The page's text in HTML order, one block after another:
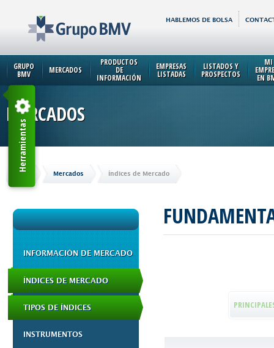
HABLEMOS DE BOLSA
GRUPO
BMV MERCADOS
PRODUCTOS
DE
INFORMACIÓN
EMPRESAS
LISTADAS
LISTADOS Y
PROSPECTOS
MI
EN
MERCADOS
Inicio Mercados Índices de Mercado
INFORMACIÓN DE MERCADO
ÍNDICES DE MERCADO
TIPOS DE ÍNDICES
INSTRUMENTOS
Herramientas